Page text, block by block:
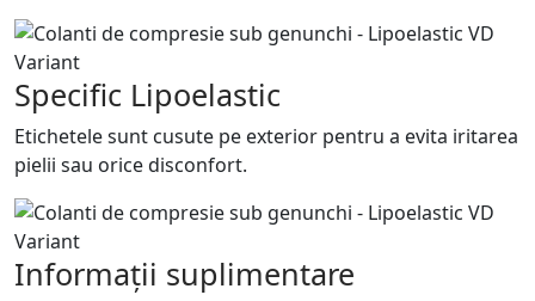
Specific Lipoelastic
Etichetele sunt cusute pe exterior pentru a evita iritarea
pielii sau orice disconfort.
Informații suplimentare